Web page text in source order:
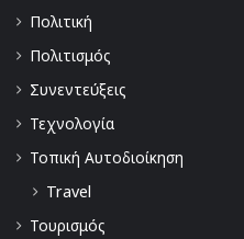
Πολιτική
Πολιτισμός
Συνεντεύξεις
Τεχνολογία
Τοπική Αυτοδιοίκηση
Travel
Τουρισμός